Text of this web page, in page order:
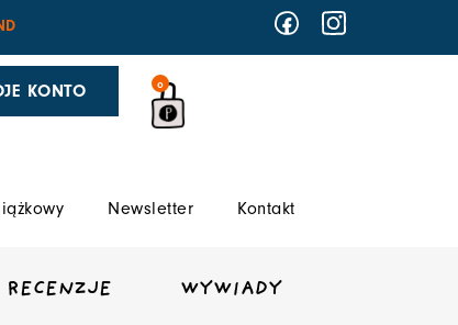
KONTO 0
Newsletter Kontakt
RECENZJE WYWIADY